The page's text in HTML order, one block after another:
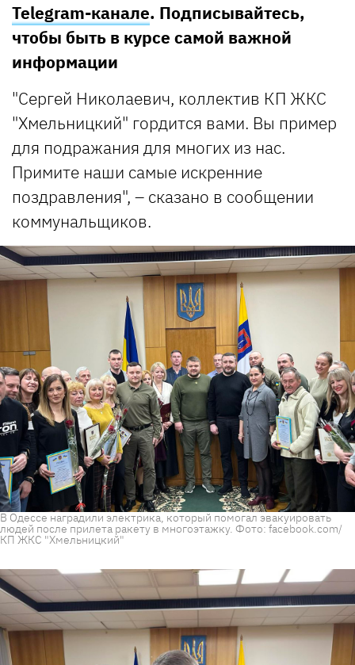
Telegram-канале. Подписывайтесь,
чтобы быть в курсе самой важной
информации
"Сергей Николаевич, коллектив КП ЖКС
"Хмельницкий" гордится вами. Вы пример
для подражания для многих из нас.
Примите наши самые искренние
поздравления", – сказано в сообщении
коммунальщиков.
В Одессе наградили электрика, который помогал эвакуировать
людей после прилета ракету в многоэтажку. Фото: facebook.com/
КП ЖКС "Хмельницкий"